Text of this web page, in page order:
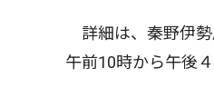
詳細は、秦野伊勢
午前10時から午後４